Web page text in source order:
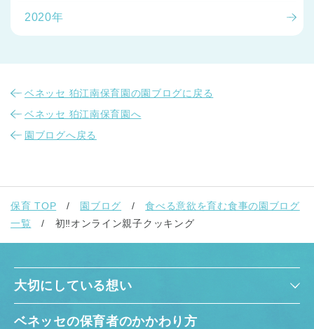
2020年
ベネッセ 狛江南保育園の園ブログに戻る
ベネッセ 狛江南保育園へ
園ブログへ戻る
保育 TOP 園ブログ
食べる意欲を育む食事の園ブログ
一覧
初‼オンライン親子クッキング
大切にしている想い
ベネッセの保育者のかかわり方